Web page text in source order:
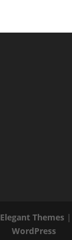
Elegant Themes|
WordPress